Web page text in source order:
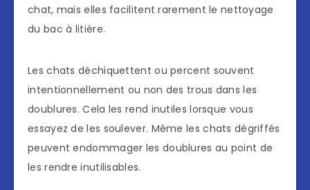
chat, mais elles facilitent rarement le nettoyage
du bac à litière.
Les chats déchiquettent ou percent souvent
intentionnellement ou non des trous dans les
doublures. Cela les rend inutiles lorsque vous
essayez de les soulever. Même les chats dégriffés
peuvent endommager les doublures au point de
les rendre inutilisables.